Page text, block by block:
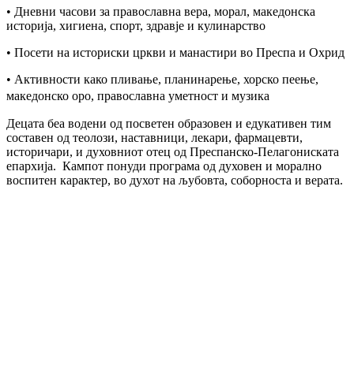
• Дневни часови за православна вера, морал, македонска
историја, хигиена, cпорт, здравје и кулинарство
• Посети на историски цркви и манастири во Преспа и Охрид
• Активности како пливање, планинарење, хорско пеење,
македонско оро, православна уметност и музика
Децата беа водени од посветен образовен и едукативен тим
составен од теолози, наставници, лекари, фармацевти,
историчари, и духовниот отец од Преспанско-Пелагониската
епархија. Кампот понуди програма од духовен и морално
воспитен карактер, во духот на љубовта, соборноста и верата.